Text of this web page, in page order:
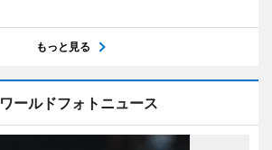
もっと見る
ワールドフォトニュース